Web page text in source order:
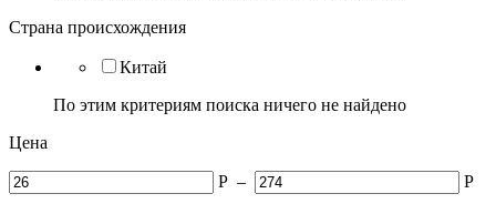
Страна происхождения
Китай
По этим критериям поиска ничего не найдено
Цена
Р – Р